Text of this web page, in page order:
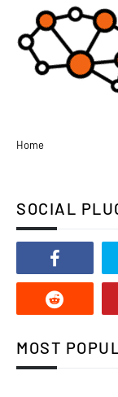
Home
SOCIAL
MOST